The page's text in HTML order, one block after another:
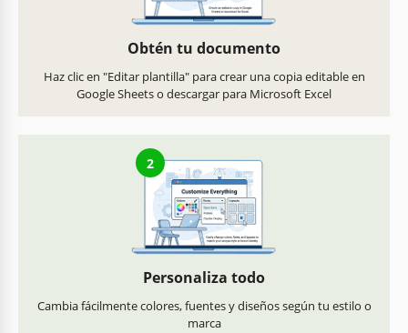
Obtén tu documento
Haz clic en "Editar plantilla" para crear una copia editable en
Google Sheets o descargar para Microsoft Excel
2
Personaliza todo
Cambia fácilmente colores, fuentes y diseños según tu estilo o
marca